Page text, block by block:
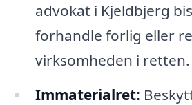
advokat i Kjeldbjerg
forhandle forlig eller
virksomheden i retten.
Immaterialret: